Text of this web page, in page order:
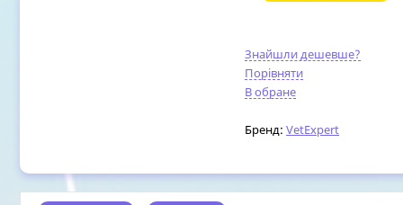
Знайшли дешевше?
Порівняти
В обране
Бренд: VetExpert